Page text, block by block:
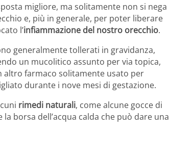
migliore, ma solitamente non si nega
e, più in generale, per poter liberare
l’infiammazione del nostro orecchio.
generalmente tollerati in gravidanza,
un mucolitico assunto per via topica,
altro farmaco solitamente usato per
durante i nove mesi di gestazione.
rimedi naturali, come alcune gocce di
borsa dell’acqua calda che può dare una